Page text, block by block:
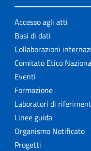
Accesso agli atti
Basi di dati
Collaborazioni
Comitato Etico
Eventi
Formazione
Laboratori di
Linee guida
Organismo Notificato
Progetti